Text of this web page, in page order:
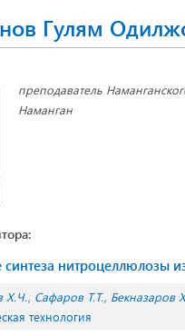
Гулям
преподаватель
Наманган
нитроцеллюлозы
Х.Ч. Сафаров Т.Т. Бекназаров
технология